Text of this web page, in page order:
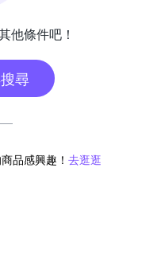
他條件吧！
尋
品感興趣！ 去逛逛